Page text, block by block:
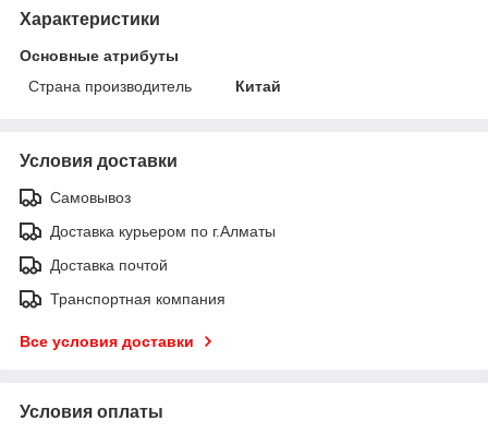
Характеристики
Основные атрибуты
Страна производитель
Китай
Условия доставки
Самовывоз
Доставка курьером по г.Алматы
Доставка почтой
Транспортная компания
Все условия доставки
Условия оплаты